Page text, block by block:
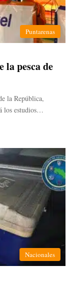
Puntarenas
la pesca de
la República,
los estudios…
Nacionales